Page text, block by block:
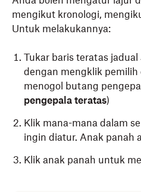
mengikut kronologi,
Untuk melakukannya:
Tukar baris teratas
dengan mengklik pemilih
menogol butang
pengepala teratas)
Klik mana-mana dalam
ingin diatur. Anak panah
Klik anak panah untuk